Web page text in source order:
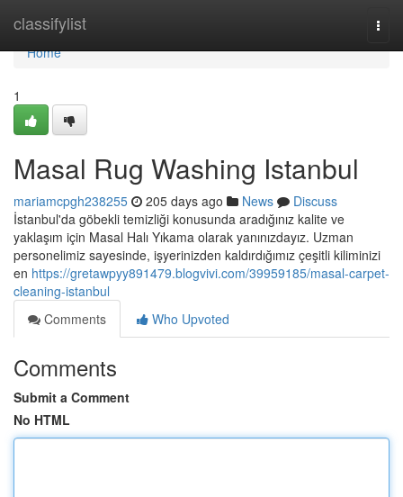
classifylist
Home
Home
1
Masal Rug Washing Istanbul
mariamcpgh238255 205 days ago News
Discuss
İstanbul'da göbekli temizliği konusunda aradığınız kalite ve
yaklaşım için Masal Halı Yıkama olarak yanınızdayız. Uzman
personelimiz sayesinde, işyerinizden kaldırdığımız çeşitli kiliminizi
en https://gretawpyy891479.blogvivi.com/39959185/masal-carpet-
cleaning-istanbul
Comments
Who Upvoted
Comments
Submit a Comment
No HTML